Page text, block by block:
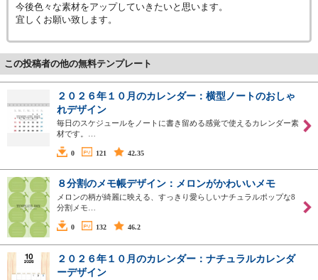
今後色々な素材をアップしていきたいと思います。
宜しくお願い致します。
この投稿者の他の無料テンプレート
２０２６年１０月のカレンダー：横型ノートのおしゃ
れデザイン
毎日のスケジュールをノートに書き留める感覚で使えるカレンダー素
材です。…
0 121 42.35
８分割のメモ帳デザイン：メロンがかわいいメモ
メロンの柄が綺麗に映える、すっきり愛らしいナチュラルポップな8
分割メモ…
0 132 46.2
２０２６年１０月のカレンダー：ナチュラルカレンダ
ーデザイン